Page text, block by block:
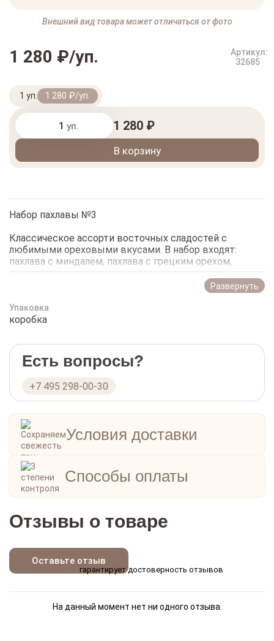
Внешний вид товара может отличаться от фото
1 280 ₽/уп.
Артикул:
32685
1 уп. 1 280 ₽/уп.
уп. 1 280 ₽
В корзину
Набор пахлавы №3
Классическое ассорти восточных сладостей с
любимыми ореховыми вкусами. В набор входят:
пахлава с миндалём, пахлава с грецким орехом,
пахлава с фисташками и гнёзда с арахисом.
Особенность этой пахлавы — натуральный мёд
вместо сахарного сиропа. Благодаря мёду сладость
получается более мягкой и естественной, а вкус —
Тонкое хрустящее тесто, щедрая ореховая начинка и
натуральный мёд создают гармоничное сочетание,
праздничного стола или приятного подарка.
Развернуть
Упаковка
коробка
Есть вопросы?
+7 495 298-00-30
Условия доставки
Способы оплаты
Отзывы о товаре
Оставьте отзыв
гарантирует достоверность отзывов
На данный момент нет ни одного отзыва.